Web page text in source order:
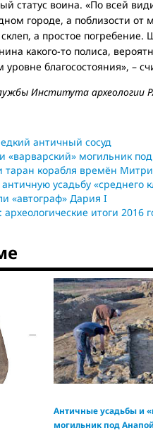
статус воина. «По всей
городе, а поблизости от
а простое погребение.
какого-то полиса,
благосостояния», –
Института археологии
античный сосуд
«варварский» могильник
корабля времён
усадьбу «среднего
«автограф» Дария I
итоги 2016
Античные усадьбы и
могильник под Анапой